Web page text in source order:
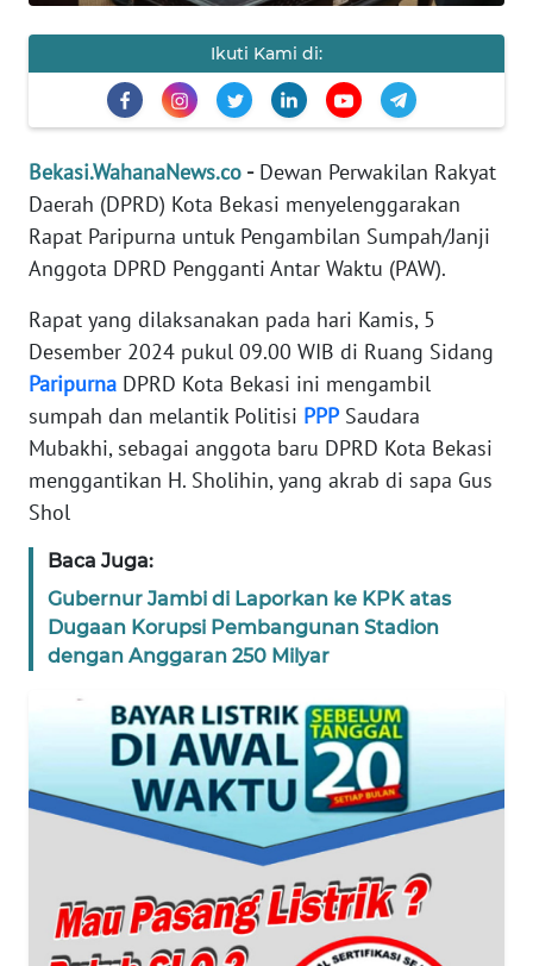
Ikuti Kami di:
Bekasi.WahanaNews.co -Dewan Perwakilan Rakyat
Daerah (DPRD) Kota Bekasi menyelenggarakan
Rapat Paripurna untuk Pengambilan Sumpah/Janji
Anggota DPRD Pengganti Antar Waktu (PAW).
Rapat yang dilaksanakan pada hari Kamis, 5
Desember 2024 pukul 09.00 WIB di Ruang Sidang
Paripurna DPRD Kota Bekasi ini mengambil
sumpah dan melantik Politisi PPPSaudara
Mubakhi, sebagai anggota baru DPRD Kota Bekasi
menggantikan H. Sholihin, yang akrab di sapa Gus
Shol
Baca Juga:
Gubernur Jambi di Laporkan ke KPK atas
Dugaan Korupsi Pembangunan Stadion
dengan Anggaran 250 Milyar
KAMI
PEDOMAN
MEDIA
SIBER
REDAKSI
KARIR
DISCLAIMER
WN
SUMUT
WN
WN
BANTEN